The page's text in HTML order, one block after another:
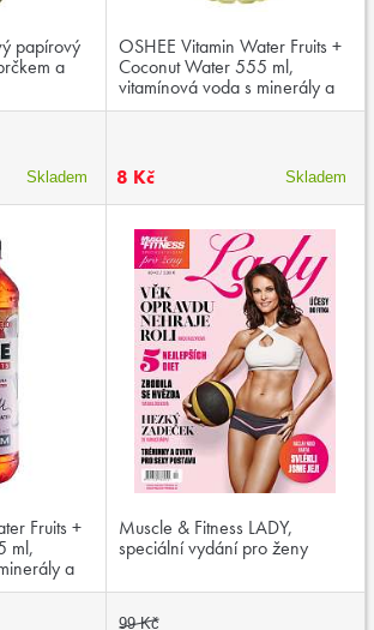
papírový
a
Skladem
OSHEE Vitamin Water Fruits +
Coconut Water 555 ml,
vitamínová voda s minerály a
kokosovou vodou, exspirace:
8 Kč
Skladem
Fruits +
ml,
a
Muscle & Fitness LADY,
speciální vydání pro ženy
99 Kč